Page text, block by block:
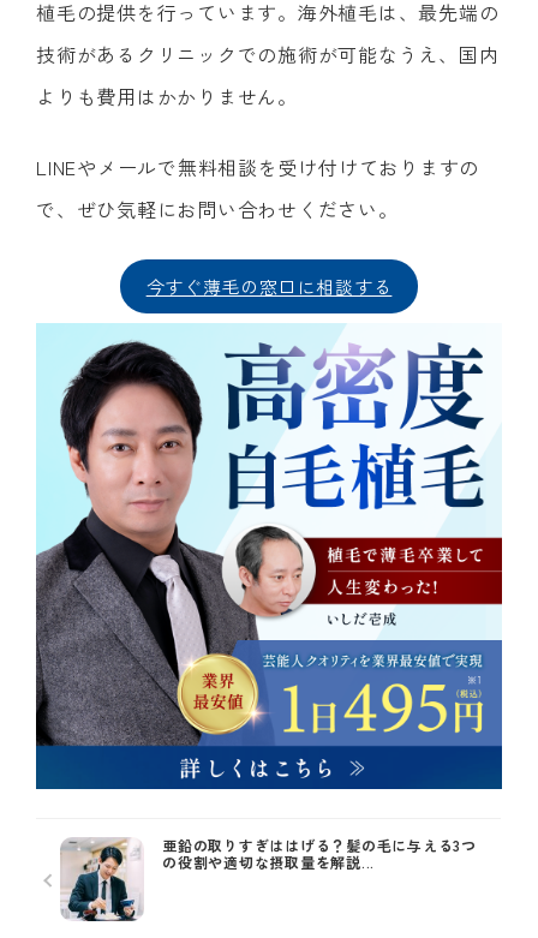
植毛の提供を行っています。海外植毛は、最先端の
技術があるクリニックでの施術が可能なうえ、国内
よりも費用はかかりません。
LINEやメールで無料相談を受け付けておりますの
で、ぜひ気軽にお問い合わせください。
今すぐ薄毛の窓口に相談する
亜鉛の取りすぎははげる？髪の毛に与える3つ
の役割や適切な摂取量を解説...